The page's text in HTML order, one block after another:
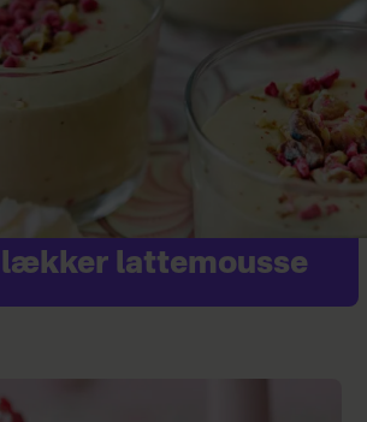
lattemousse